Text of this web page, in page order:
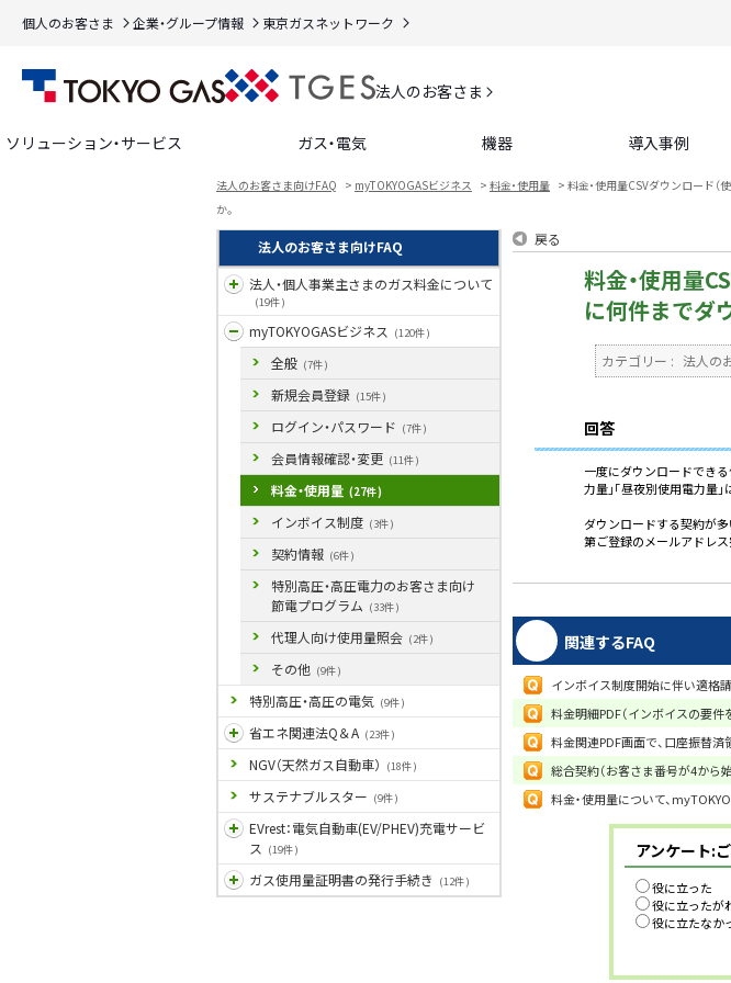
個人のお客さま 企業・グループ情報 東京ガスネットワーク
法人のお客さま
ソリューション・サービス ガス・電気 機器 導入事例
法人のお客さま向けFAQ > myTOKYOGASビジネス > 料金・使用量 > 料金・使用量CSVダウンロード（
か。
法人のお客さま向けFAQ
法人・個人事業主さまのガス料金について
(19件)
myTOKYOGASビジネス (120件)
全般 (7件)
新規会員登録 (15件)
ログイン・パスワード (7件)
会員情報確認・変更 (11件)
料金・使用量 (27件)
インボイス制度 (3件)
契約情報 (6件)
特別高圧・高圧電力のお客さま向け
節電プログラム (33件)
代理人向け使用量照会 (2件)
その他 (9件)
特別高圧・高圧の電気 (9件)
省エネ関連法Q＆A (23件)
NGV（天然ガス自動車） (18件)
サステナブルスター (9件)
EVrest：電気自動車(EV/PHEV)充電サービ
ス (19件)
ガス使用量証明書の発行手続き (12件)
戻る
料金・使用量
に何件までダ
カテゴリー : 法人の
回答
一度にダウンロードできる
力量」「昼夜別使用電力量
ダウンロードする契約が
第ご登録のメールアドレス
関連するFAQ
インボイス制度開始に伴い適格
料金明細PDF（インボイスの要
料金関連PDF画面で、口座振替済
総合契約（お客さま番号が4から
料金・使用量について、
アンケート:
役に立った
役に立ったが
役に立たなか